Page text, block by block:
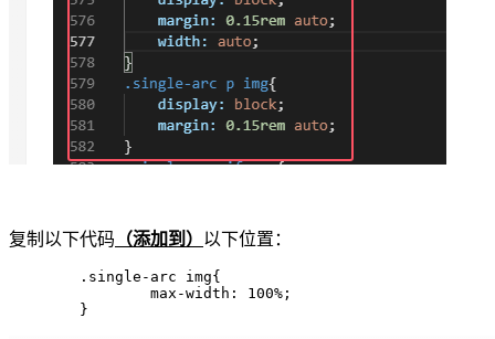
复制以下代码 （添加到） 以下位置：
	}